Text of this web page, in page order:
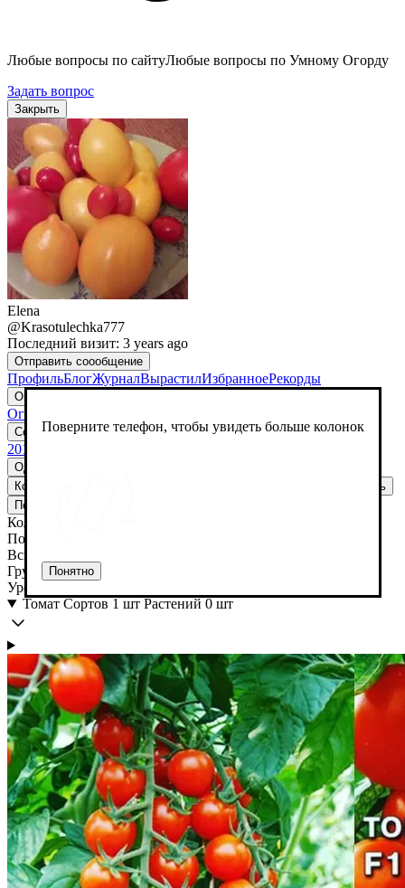
Любые вопросы по сайтуЛюбые вопросы по Умному Огорду
Задать вопрос
Закрыть
Elena
@Krasotulechka777
Последний визит: 3 years ago
Отправить cоообщение
ПрофильБлогЖурналВырастилИзбранноеРекорды
Поверните телефон, чтобы увидеть больше колонок
Понятно
Огород у Федора
Огород у Федора
Создать огород Редактировать Удалить
2016
Однолетние
Кол-во
Удалить
Повторить
Кол-во
Посев
Всходы
Грунт
Урожай
ТоматСортов 1 шт Растений 0 шт